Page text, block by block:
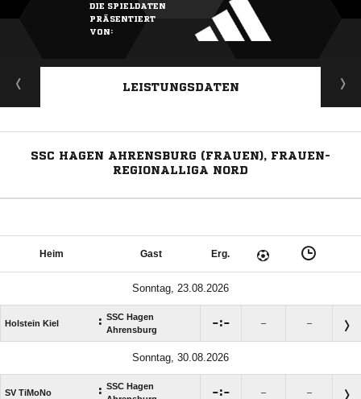
DIE SPIELDATEN
PRÄSENTIERT
VON:
LEISTUNGSDATEN
SSC HAGEN AHRENSBURG (FRAUEN), FRAUEN-
REGIONALLIGA NORD
Heim Gast Erg.
Sonntag, 23.08.2026
Holstein Kiel : SSC Hagen
Ahrensburg
: – –
Sonntag, 30.08.2026
SV TiMoNo : SSC Hagen
: – –